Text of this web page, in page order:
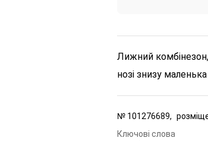
Лижний
нозі знизу
№ 101276689,
Ключові слова